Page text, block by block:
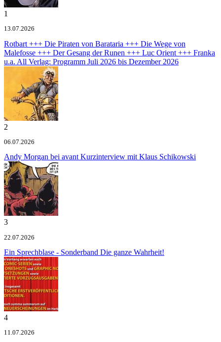
1
13.07.2026
Rotbart +++ Die Piraten von Barataria +++ Die Wege von
Malefosse +++ Der Gesang der Runen +++ Luc Orient +++ Franka
u.a. All Verlag: Programm Juli 2026 bis Dezember 2026
2
06.07.2026
Andy Morgan bei avantKurzinterview mit Klaus Schikowski
3
22.07.2026
Ein Sprechblase - Sonderband Die ganze Wahrheit!
4
11.07.2026